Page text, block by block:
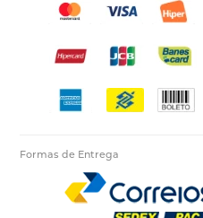
Formas de Entrega